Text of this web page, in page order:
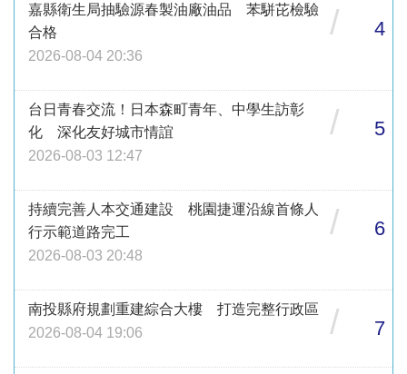
嘉縣衛生局抽驗源春製油廠油品 苯駢芘檢驗
合格
2026-08-04 20:36
/ 4
台日青春交流！日本森町青年、中學生訪彰
化 深化友好城市情誼
2026-08-03 12:47
/ 5
持續完善人本交通建設 桃園捷運沿線首條人
行示範道路完工
2026-08-03 20:48
/ 6
南投縣府規劃重建綜合大樓 打造完整行政區
2026-08-04 19:06
/ 7